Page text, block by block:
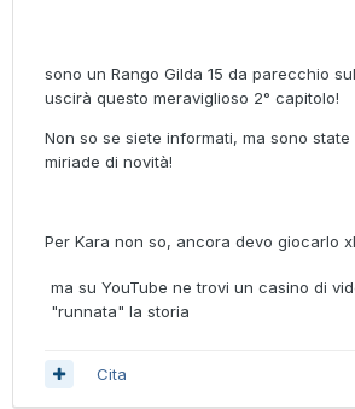
sono un Rango Gilda 15 da parecchio
uscirà questo meraviglioso 2° capitolo!
Non so se siete informati, ma sono
miriade di novità!
Per Kara non so, ancora devo giocarlo
ma su YouTube ne trovi un casino di
"runnata" la storia
Cita